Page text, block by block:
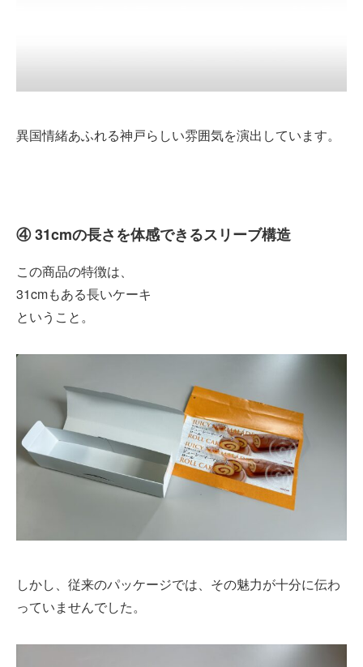
異国情緒あふれる神戸らしい雰囲気を演出しています。
④ 31cmの長さを体感できるスリーブ構造
この商品の特徴は、
31cmもある長いケーキ
ということ。
しかし、従来のパッケージでは、その魅力が十分に伝わ
っていませんでした。